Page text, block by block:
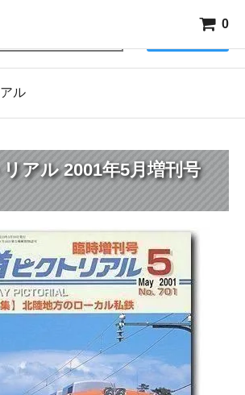
0
ル
アル 2001年5月増刊号